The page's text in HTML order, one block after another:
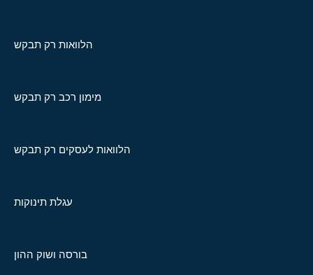
הלוואות רק תבקש
מימון רכב רק תבקש
הלוואות לעסקים רק תבקש
עגלת תינוקות
בורסה ושוק ההון